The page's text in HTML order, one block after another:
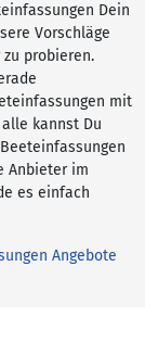
Dein
Vorschläge
probieren.
mit
kannst Du
Anbieter im
es einfach
Angebote